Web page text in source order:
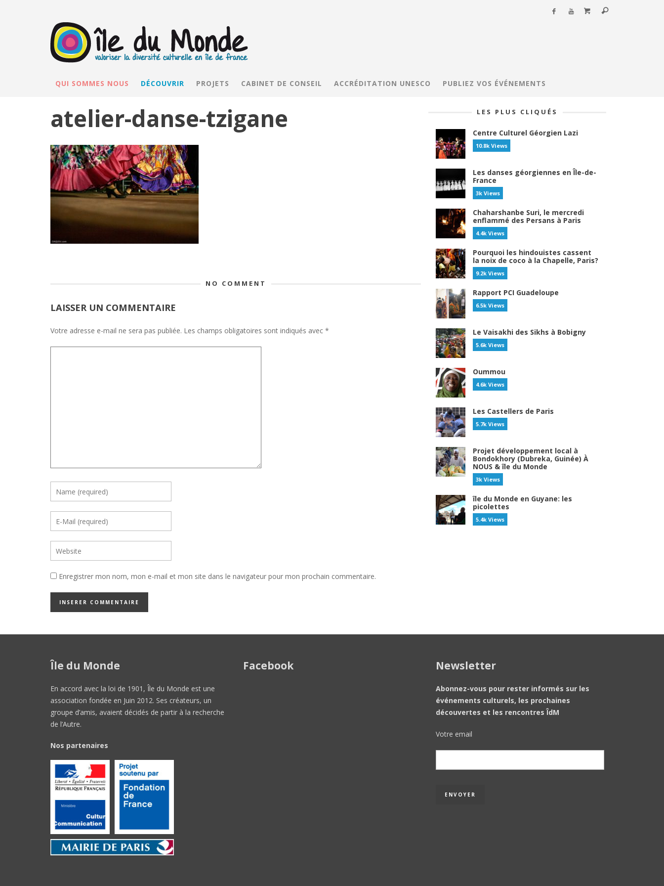
QUI SOMMES NOUS DÉCOUVRIR PROJETS CABINET DE CONSEIL ACCRÉDITATION UNESCO PUBLIEZ VOS ÉVÉNEMENTS
atelier-danse-tzigane
NO COMMENT
LAISSER UN COMMENTAIRE
Votre adresse e-mail ne sera pas publiée. Les champs obligatoires sont indiqués avec *
Enregistrer mon nom, mon e-mail et mon site dans le navigateur pour mon prochain commentaire.
LES PLUS CLIQUÉS
Centre Culturel Géorgien Lazi
10.8k Views
Les danses géorgiennes en Île-de-
France
3k Views
Chaharshanbe Suri, le mercredi
enflammé des Persans à Paris
4.4k Views
Pourquoi les hindouistes cassent
la noix de coco à la Chapelle, Paris?
9.2k Views
Rapport PCI Guadeloupe
6.5k Views
Le Vaisakhi des Sikhs à Bobigny
5.6k Views
Oummou
4.6k Views
Les Castellers de Paris
5.7k Views
Projet développement local à
Bondokhory (Dubreka, Guinée) À
NOUS & île du Monde
3k Views
île du Monde en Guyane: les
picolettes
5.4k Views
Île du Monde
En accord avec la loi de 1901, Île du Monde est une
association fondée en Juin 2012. Ses créateurs, un
groupe d’amis, avaient décidés de partir à la recherche
de l’Autre.
Nos partenaires
Facebook Newsletter
Abonnez-vous pour rester informés sur les
événements culturels, les prochaines
découvertes et les rencontres ÎdM
Votre email